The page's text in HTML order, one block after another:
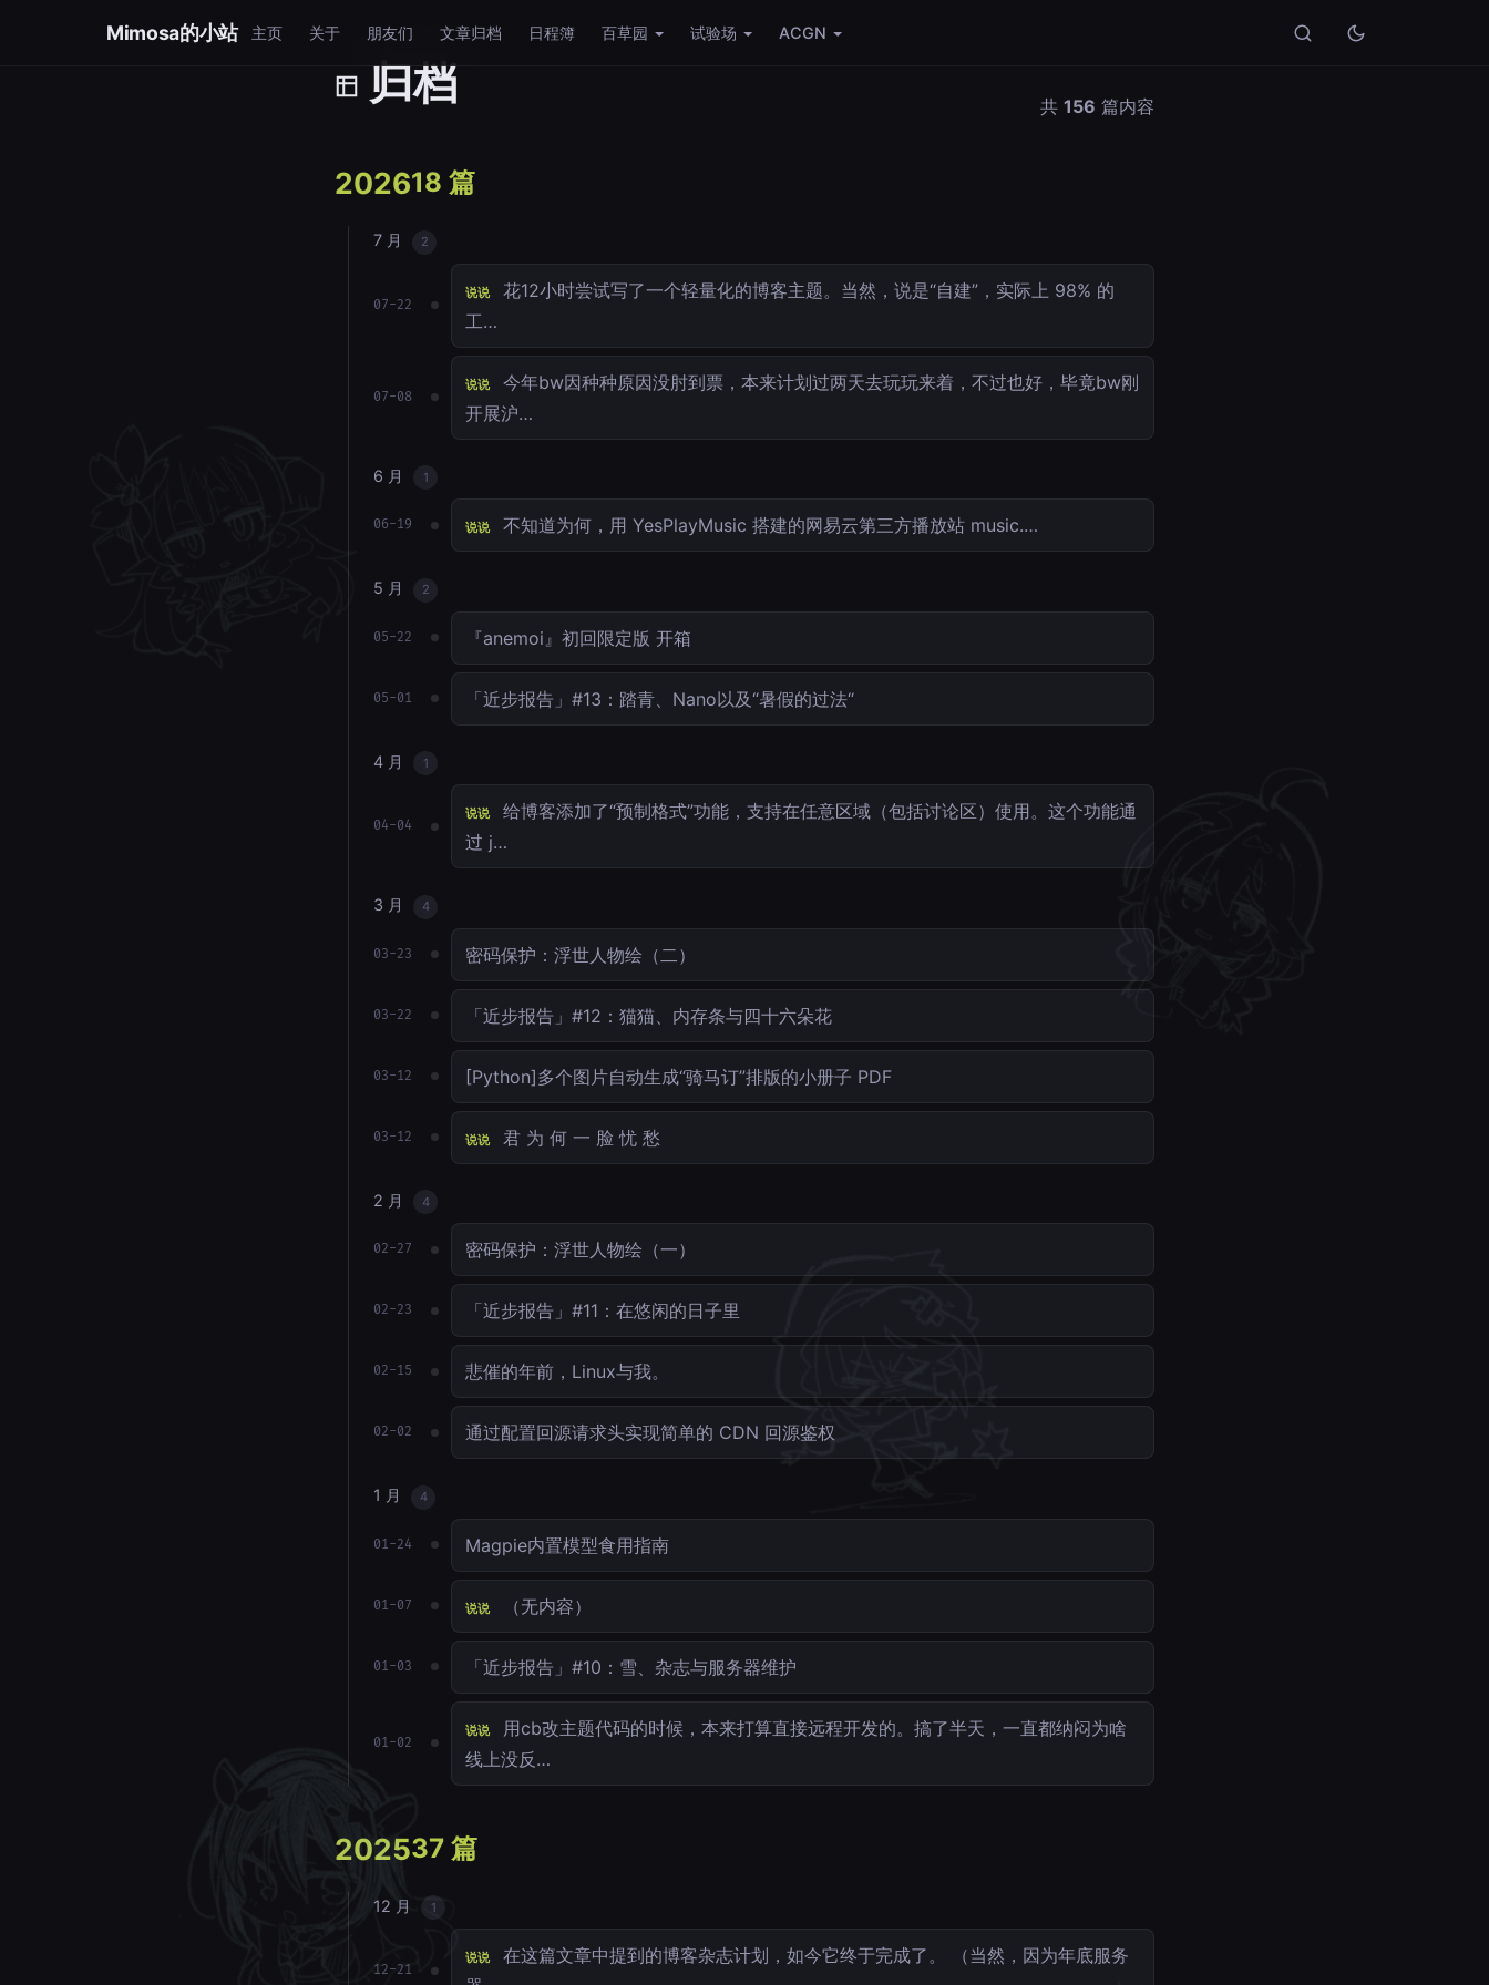
Mimosa的小站 主页 关于 朋友们 文章归档 日程簿 百草园 试验场 ACGN
归档 共 156 篇内容
202618 篇
7 月 2
07-22
说说
花12小时尝试写了一个轻量化的博客主题。当然，说是“自建”，实际上 98% 的
工…
07-08
说说
今年bw因种种原因没肘到票，本来计划过两天去玩玩来着，不过也好，毕竟bw刚
开展沪…
6 月 1
06-19 说说 不知道为何，用 YesPlayMusic 搭建的网易云第三方播放站 music.…
5 月 2
05-22 『anemoi』初回限定版 开箱
05-01 「近步报告」#13：踏青、Nano以及“暑假的过法“
4 月 1
04-04
说说
给博客添加了“预制格式”功能，支持在任意区域（包括讨论区）使用。这个功能通
过 j…
3 月 4
03-23 密码保护：浮世人物绘（二）
03-22 「近步报告」#12：猫猫、内存条与四十六朵花
03-12 [Python]多个图片自动生成“骑马订”排版的小册子 PDF
03-12 说说 君 为 何 一 脸 忧 愁
2 月 4
02-27 密码保护：浮世人物绘（一）
02-23 「近步报告」#11：在悠闲的日子里
02-15 悲催的年前，Linux与我。
02-02 通过配置回源请求头实现简单的 CDN 回源鉴权
1 月 4
01-24 Magpie内置模型食用指南
01-07 说说 （无内容）
01-03 「近步报告」#10：雪、杂志与服务器维护
01-02
说说
用cb改主题代码的时候，本来打算直接远程开发的。搞了半天，一直都纳闷为啥
线上没反…
202537 篇
12 月 1
12-21
说说
在这篇文章中提到的博客杂志计划，如今它终于完成了。 （当然，因为年底服务